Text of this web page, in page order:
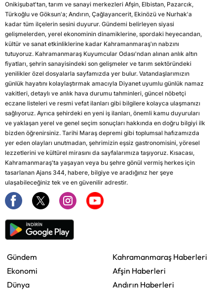
Onikişubat'tan, tarım ve sanayi merkezleri Afşin, Elbistan, Pazarcık,
Türkoğlu ve Göksun'a; Andırın, Çağlayancerit, Ekinözü ve Nurhak'a
kadar tüm ilçelerin sesini duyurur. Gündemi belirleyen siyasi
gelişmelerden, yerel ekonominin dinamiklerine, spordaki heyecandan,
kültür ve sanat etkinliklerine kadar Kahramanmaraş'ın nabzını
tutuyoruz. Kahramanmaraş Kuyumcular Odası'ndan alınan anlık altın
fiyatları, şehrin sanayisindeki son gelişmeler ve tarım sektöründeki
yenilikler özel dosyalarla sayfamızda yer bulur. Vatandaşlarımızın
günlük hayatını kolaylaştırmak amacıyla Diyanet uyumlu günlük namaz
vakitleri, detaylı ve anlık hava durumu tahminleri, güncel nöbetçi
eczane listeleri ve resmi vefat ilanları gibi bilgilere kolayca ulaşmanızı
sağlıyoruz. Ayrıca şehirdeki en yeni iş ilanları, önemli kamu duyuruları
ve yaklaşan yerel ve genel seçim sonuçları hakkında en doğru bilgiyi ilk
bizden öğrenirsiniz. Tarihi Maraş depremi gibi toplumsal hafızamızda
yer eden olayları unutmadan, şehrimizin eşsiz gastronomisini, yöresel
lezzetlerini ve kültürel mirasını da sayfalarımıza taşıyoruz. Kısacası,
Kahramanmaraş'ta yaşayan veya bu şehre gönül vermiş herkes için
tasarlanan Ajans 344, habere, bilgiye ve aradığınız her şeye
ulaşabileceğiniz tek ve en güvenilir adrestir.
Gündem
Ekonomi
Dünya
Kahramanmaraş Haberleri
Afşin Haberleri
Andırın Haberleri